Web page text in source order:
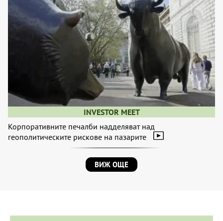
INVESTOR MEET
Корпоративните печалби надделяват над
геополитическите рискове на пазарите
ВИЖ ОЩЕ